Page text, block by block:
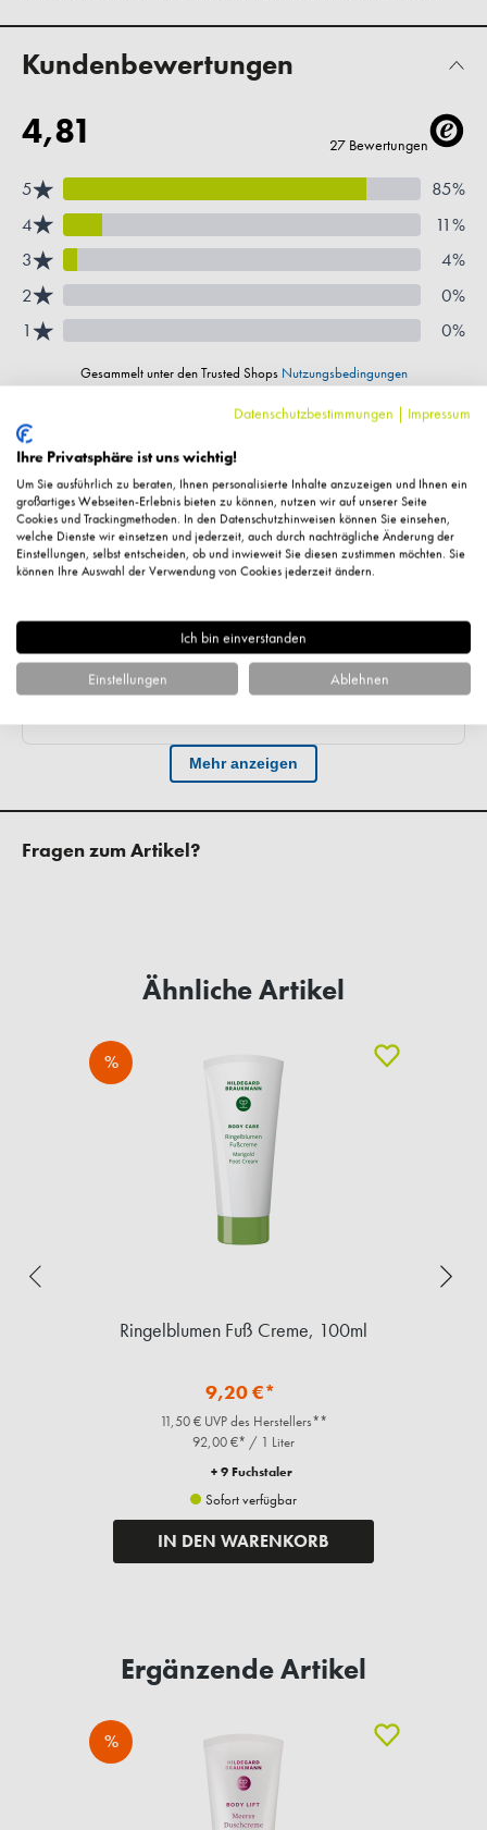
Kundenbewertungen
Fragen zum Artikel?
Ähnliche Artikel
%
Ringelblumen Fuß Creme, 100ml
9,20 €*
11,50 € UVP des Herstellers**
92,00 €* / 1 Liter
+ 9 Fuchstaler
Sofort verfügbar
IN DEN WARENKORB
Ergänzende Artikel
%
Datenschutzbestimmungen | Impressum
Ihre Privatsphäre ist uns wichtig!
Um Sie ausführlich zu beraten, Ihnen personalisierte Inhalte anzuzeigen und Ihnen ein
großartiges Webseiten-Erlebnis bieten zu können, nutzen wir auf unserer Seite
Cookies und Trackingmethoden. In den Datenschutzhinweisen können Sie einsehen,
welche Dienste wir einsetzen und jederzeit, auch durch nachträgliche Änderung der
Einstellungen, selbst entscheiden, ob und inwieweit Sie diesen zustimmen möchten. Sie
können Ihre Auswahl der Verwendung von Cookies jederzeit ändern.
Ich bin einverstanden
Einstellungen Ablehnen